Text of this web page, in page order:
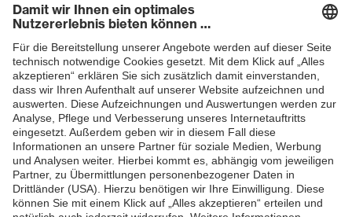
Newsletter
ZUM NEWSLETTER ANMELDEN